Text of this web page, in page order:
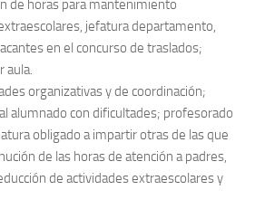
de horas para mantenimiento
jefatura departamento,
en el concurso de traslados;
aula.
organizativas y de coordinación;
alumnado con dificultades; profesorado
obligado a impartir otras de las que
de las horas de atención a padres,
de actividades extraescolares y